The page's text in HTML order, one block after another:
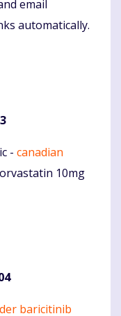
email
automatically.
- canadian
10mg
baricitinib